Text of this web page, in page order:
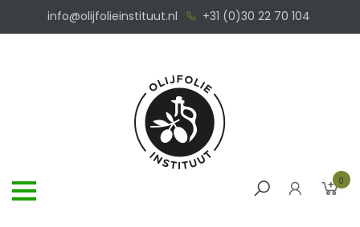
info@olijfolieinstituut.nl +31 (0)30 22 70 104
0